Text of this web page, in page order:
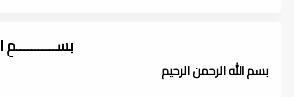
بسم الله الرحمن الرحيم